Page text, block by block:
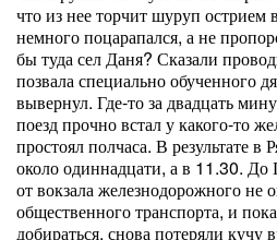
что из нее торчит шуруп острием
немного поцарапался, а не
бы туда сел Даня? Сказали
позвала специально обученного
вывернул. Где-то за двадцать
поезд прочно встал у какого-то
простоял полчаса. В результате в
около одиннадцати, а в 11.30. До
от вокзала железнодорожного не
общественного транспорта, и
добираться, снова потеряли кучу